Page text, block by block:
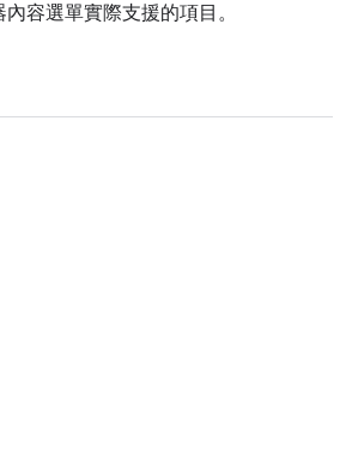
容選單實際支援的項目。